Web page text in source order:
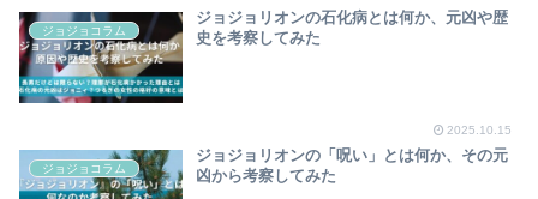
ジョジョコラム
ジョジョリオンの石化病とは何か、元凶や歴
史を考察してみた
2025.10.15
ジョジョコラム
ジョジョリオンの「呪い」とは何か、その元
凶から考察してみた